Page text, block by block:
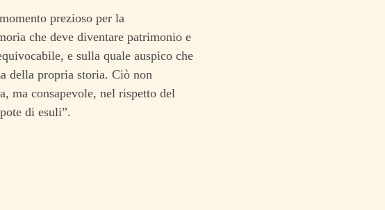
prezioso per la
che deve diventare patrimonio e
e sulla quale auspico che
della propria storia. Ciò non
ma consapevole, nel rispetto del
di esuli”.